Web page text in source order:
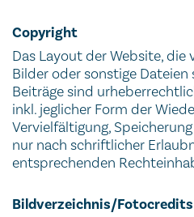
Copyright
Das Layout der Website, die
Bilder oder sonstige Dateien
Beiträge sind
inkl. jeglicher Form der
Vervielfältigung,
nur nach schriftlicher
entsprechenden
Bildverzeichnis/Fotocredits